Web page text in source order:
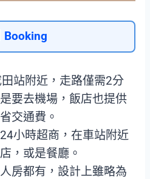
Booking
站附近，走路僅需2分
要去機場，飯店也提供
交通費。
小時超商，在車站附近
，或是餐廳。
房都有，設計上雖略為